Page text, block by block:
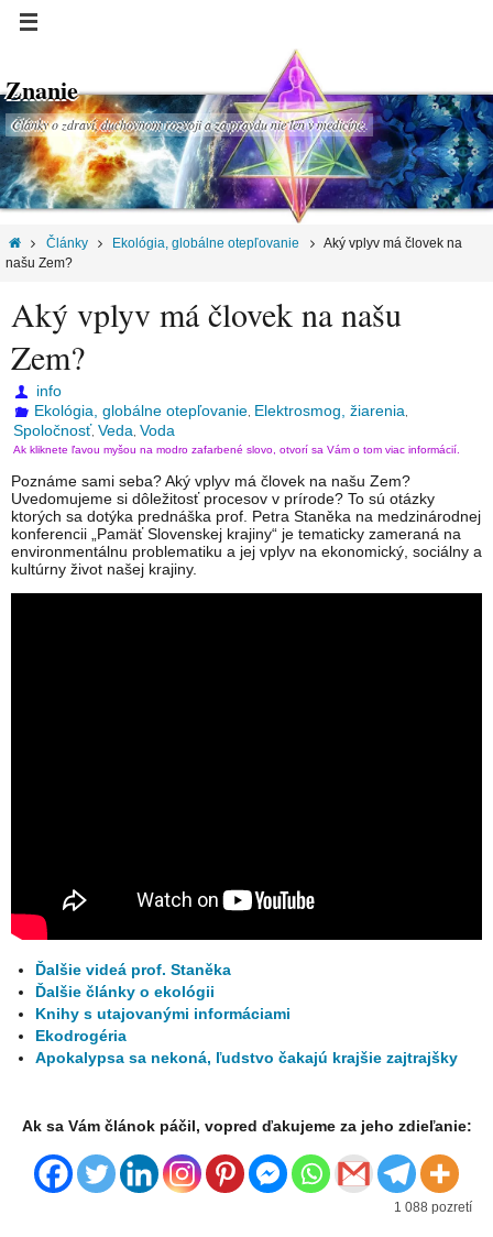
Znanie
Články o zdraví, duchovnom rozvoji a za pravdu nie len v medicíne.
Články Ekológia, globálne otepľovanie
Aký vplyv má človek na
našu Zem?
Aký vplyv má človek na našu
Zem?
info
Ekológia, globálne otepľovanie Elektrosmog, žiarenia
Spoločnosť Veda Voda
Ak kliknete ľavou myšou na modro zafarbené slovo, otvorí sa Vám o tom viac informácií.
Poznáme sami seba? Aký vplyv má človek na našu Zem?
Uvedomujeme si dôležitosť procesov v prírode? To sú otázky
ktorých sa dotýka prednáška prof. Petra Staněka na medzinárodnej
konferencii „Pamäť Slovenskej krajiny“ je tematicky zameraná na
environmentálnu problematiku a jej vplyv na ekonomický, sociálny a
kultúrny život našej krajiny.
Ďalšie videá prof. Staněka
Ďalšie články o ekológii
Knihy s utajovanými informáciami
Ekodrogéria
Apokalypsa sa nekoná, ľudstvo čakajú krajšie zajtrajšky
Ak sa Vám článok páčil, vopred ďakujeme za jeho zdieľanie:
1 088 pozretí